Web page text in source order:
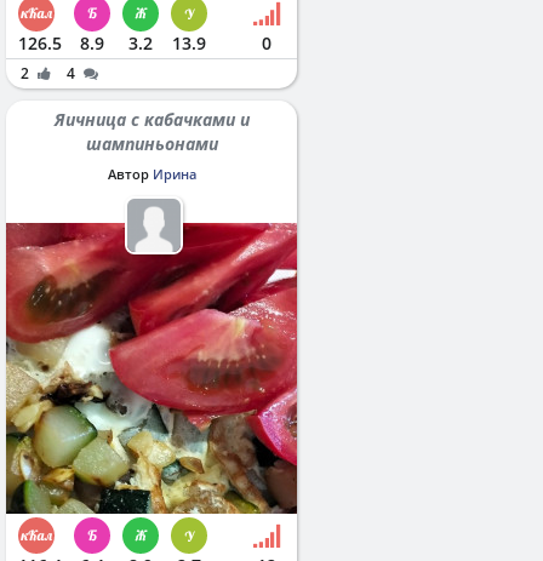
126.5 8.9 3.2 13.9 0
2 4
Яичница с кабачками и
шампиньонами
Автор Ирина